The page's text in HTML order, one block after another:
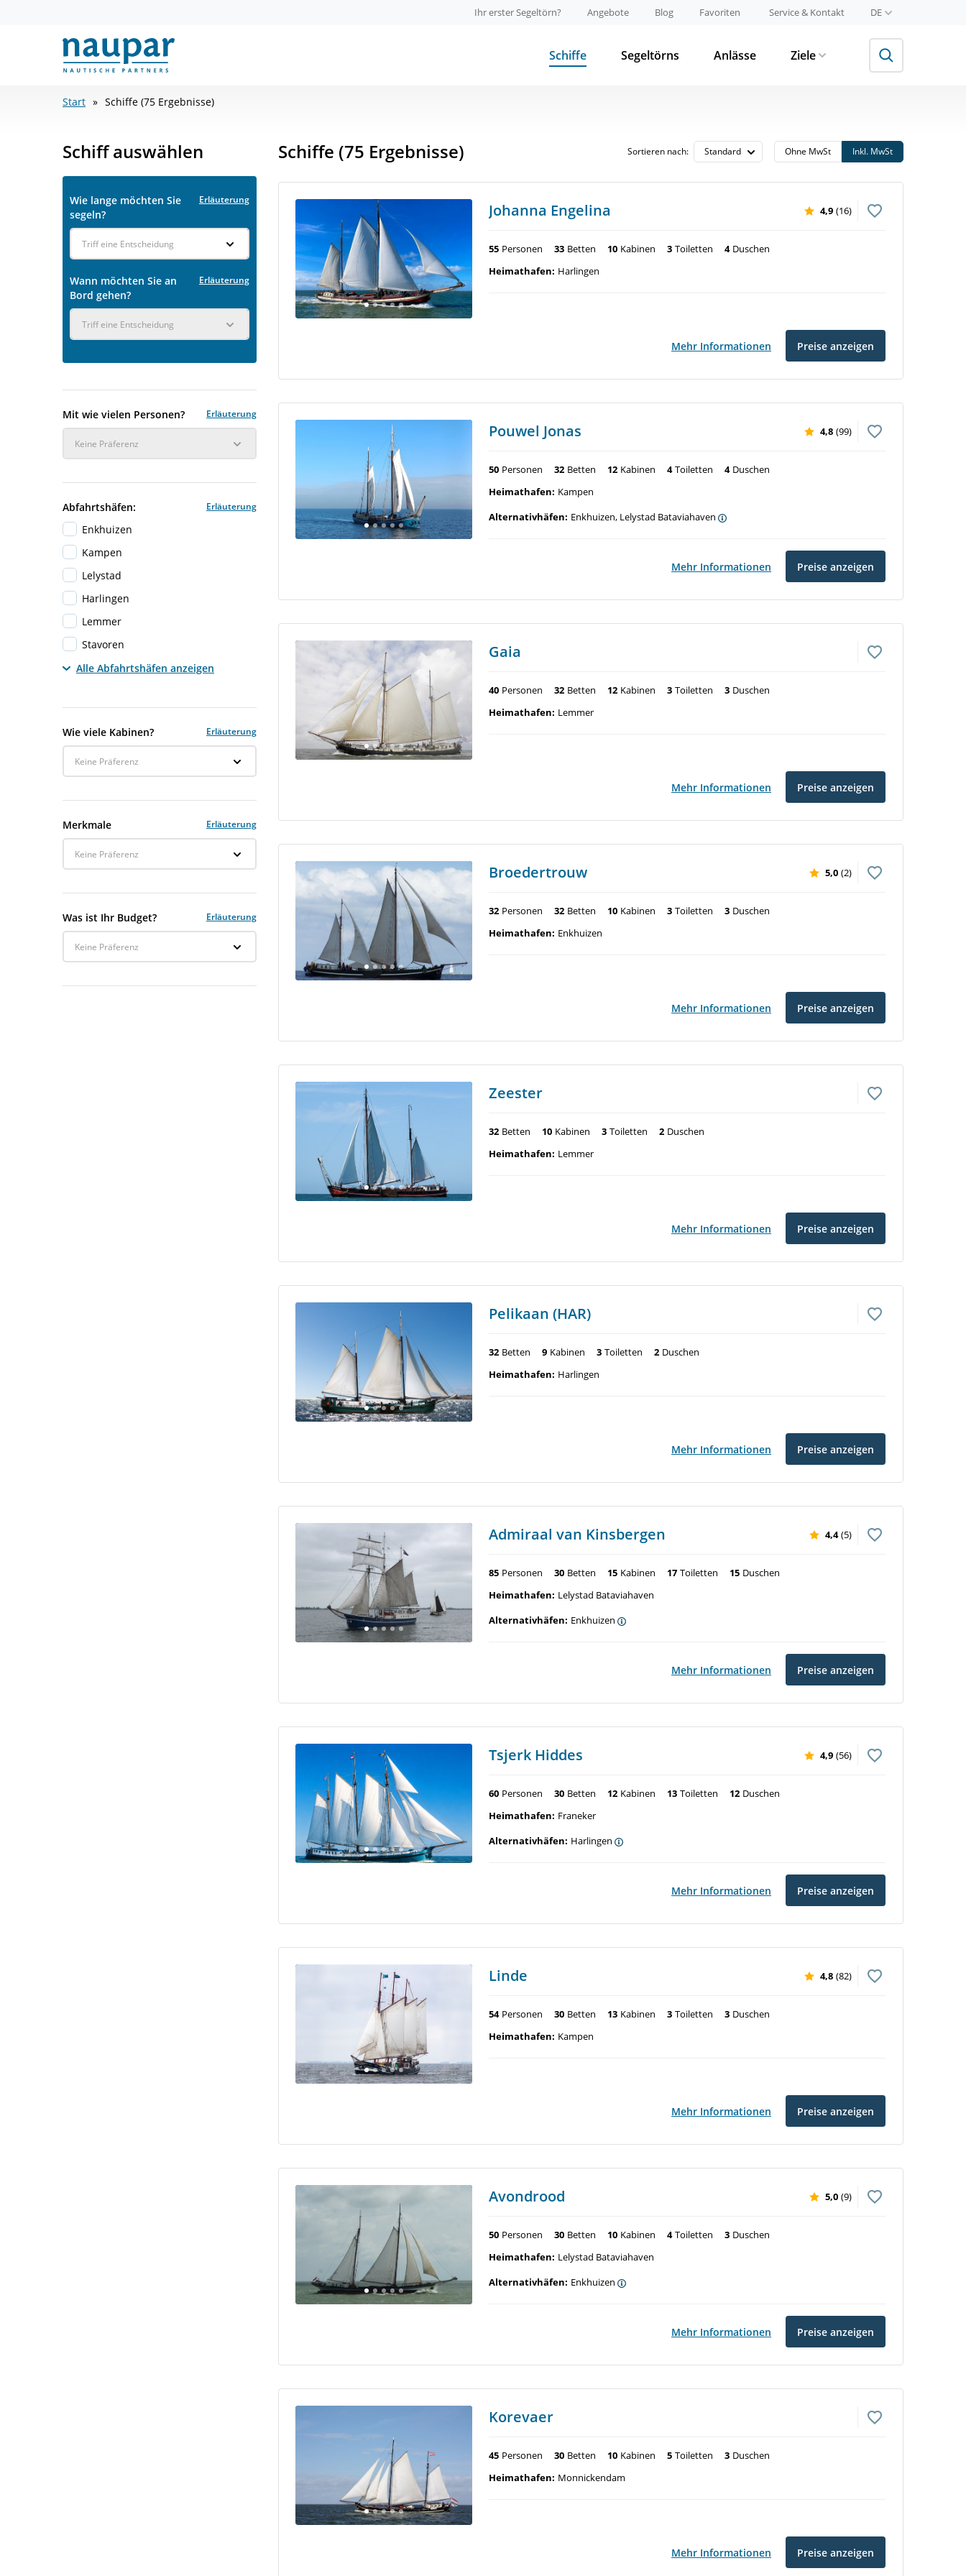
Ihr erster Segeltörn? Angebote Blog Favoriten Service & Kontakt DE
Schiffe Segeltörns Anlässe Ziele
Start Schiffe (75 Ergebnisse)
Schiff auswählen
Wie lange möchten Sie
segeln?
Erläuterung
Triff eine Entscheidung
Wann möchten Sie an
Bord gehen?
Erläuterung
Triff eine Entscheidung
Mit wie vielen Personen? Erläuterung
Keine Präferenz
Abfahrtshäfen: Erläuterung
Enkhuizen
Kampen
Lelystad
Harlingen
Lemmer
Stavoren
Alle Abfahrtshäfen anzeigen
Wie viele Kabinen? Erläuterung
Keine Präferenz
Merkmale Erläuterung
Keine Präferenz
Was ist Ihr Budget? Erläuterung
Keine Präferenz
Schiffe (75 Ergebnisse) Sortieren nach: Ohne MwSt Inkl. MwSt
Johanna Engelina 4,9 (16)
55 Personen 33 Betten 10 Kabinen 3 Toiletten 4 Duschen
Heimathafen: Harlingen
Mehr Informationen Preise anzeigen
Pouwel Jonas 4,8 (99)
50 Personen 32 Betten 12 Kabinen 4 Toiletten 4 Duschen
Heimathafen: Kampen
Alternativhäfen: Enkhuizen, Lelystad Bataviahaven
Mehr Informationen Preise anzeigen
Gaia
40 Personen 32 Betten 12 Kabinen 3 Toiletten 3 Duschen
Heimathafen: Lemmer
Mehr Informationen Preise anzeigen
Broedertrouw 5,0 (2)
32 Personen 32 Betten 10 Kabinen 3 Toiletten 3 Duschen
Heimathafen: Enkhuizen
Mehr Informationen Preise anzeigen
Zeester
32 Betten 10 Kabinen 3 Toiletten 2 Duschen
Heimathafen: Lemmer
Mehr Informationen Preise anzeigen
Pelikaan (HAR)
32 Betten 9 Kabinen 3 Toiletten 2 Duschen
Heimathafen: Harlingen
Mehr Informationen Preise anzeigen
Admiraal van Kinsbergen 4,4 (5)
85 Personen 30 Betten 15 Kabinen 17 Toiletten 15 Duschen
Heimathafen: Lelystad Bataviahaven
Alternativhäfen: Enkhuizen
Mehr Informationen Preise anzeigen
Tsjerk Hiddes 4,9 (56)
60 Personen 30 Betten 12 Kabinen 13 Toiletten 12 Duschen
Heimathafen: Franeker
Alternativhäfen: Harlingen
Mehr Informationen Preise anzeigen
Linde 4,8 (82)
54 Personen 30 Betten 13 Kabinen 3 Toiletten 3 Duschen
Heimathafen: Kampen
Mehr Informationen Preise anzeigen
Avondrood 5,0 (9)
50 Personen 30 Betten 10 Kabinen 4 Toiletten 3 Duschen
Heimathafen: Lelystad Bataviahaven
Alternativhäfen: Enkhuizen
Mehr Informationen Preise anzeigen
Korevaer
45 Personen 30 Betten 10 Kabinen 5 Toiletten 3 Duschen
Heimathafen: Monnickendam
Mehr Informationen Preise anzeigen